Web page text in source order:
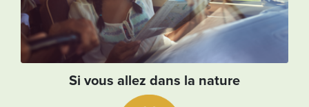
Si vous allez dans la nature